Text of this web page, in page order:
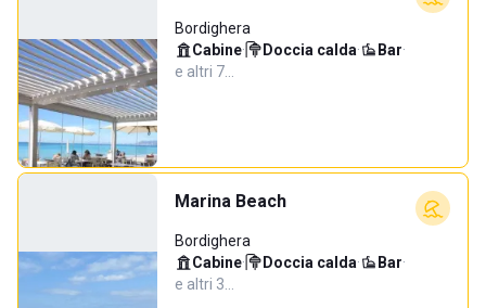
Bordighera
Cabine· Doccia calda· Bar·
e altri 7…
Marina Beach
Bordighera
Cabine· Doccia calda· Bar·
e altri 3…